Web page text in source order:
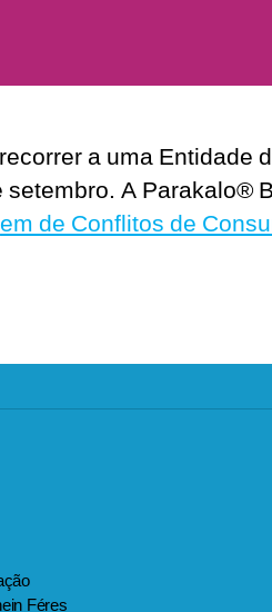
a uma
setembro. A
de Conflitos de
Féres